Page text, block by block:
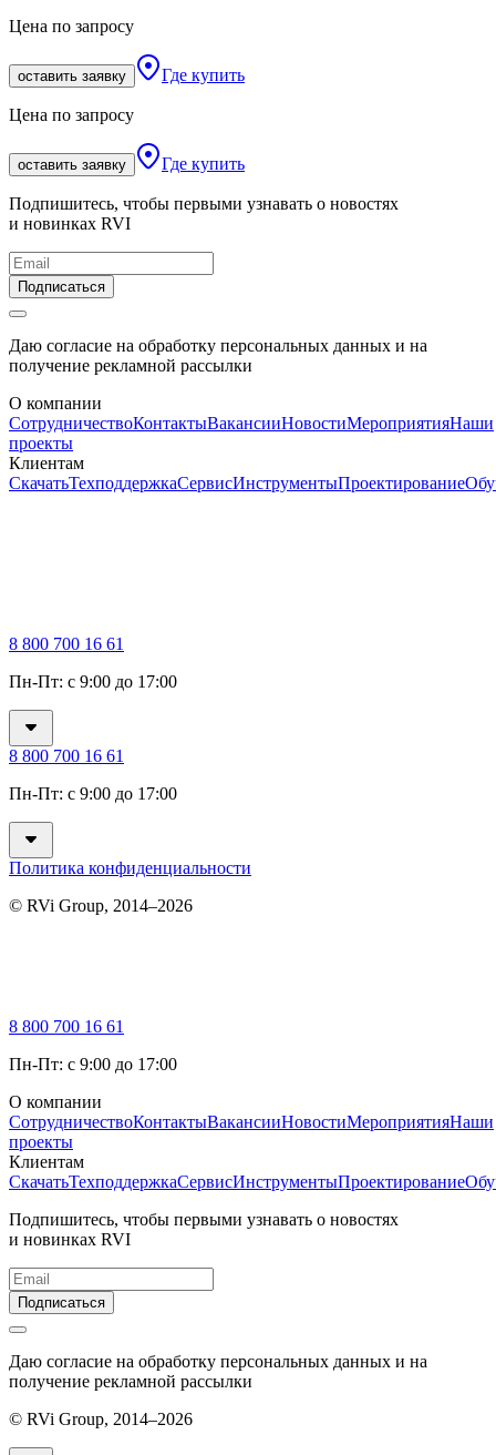
Цена по запросу
оставить заявку Где купить
Цена по запросу
оставить заявку Где купить
Подпишитесь, чтобы первыми узнавать о новостях
и новинках RVI
Подписаться
Даю согласие на обработку персональных данных и на
получение рекламной рассылки
О компании
СотрудничествоКонтактыВакансииНовостиМероприятияНаши
проекты
Клиентам
СкачатьТехподдержкаСервисИнструментыПроектирование
8 800 700 16 61
Пн-Пт: с 9:00 до 17:00
8 800 700 16 61
Пн-Пт: с 9:00 до 17:00
Политика конфиденциальности
© RVi Group, 2014–2026
8 800 700 16 61
Пн-Пт: с 9:00 до 17:00
О компании
СотрудничествоКонтактыВакансииНовостиМероприятияНаши
проекты
Клиентам
СкачатьТехподдержкаСервисИнструментыПроектирование
Подпишитесь, чтобы первыми узнавать о новостях
и новинках RVI
Подписаться
Даю согласие на обработку персональных данных и на
получение рекламной рассылки
© RVi Group, 2014–2026